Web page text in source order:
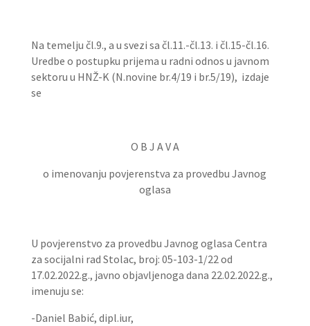
Na temelju čl.9., a u svezi sa čl.11.-čl.13. i čl.15-čl.16.
Uredbe o postupku prijema u radni odnos u javnom
sektoru u HNŽ-K (N.novine br.4/19 i br.5/19), izdaje
se
O B J A V A
o imenovanju povjerenstva za provedbu Javnog
oglasa
U povjerenstvo za provedbu Javnog oglasa Centra
za socijalni rad Stolac, broj: 05-103-1/22 od
17.02.2022.g., javno objavljenoga dana 22.02.2022.g.,
imenuju se:
-Daniel Babić, dipl.iur,